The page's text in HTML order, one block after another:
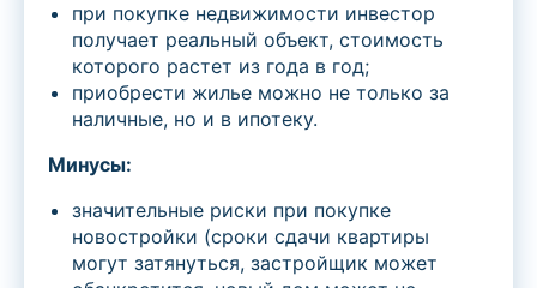
при покупке недвижимости инвестор
получает реальный объект, стоимость
которого растет из года в год;
приобрести жилье можно не только за
наличные, но и в ипотеку.
Минусы:
значительные риски при покупке
новостройки (сроки сдачи квартиры
могут затянуться, застройщик может